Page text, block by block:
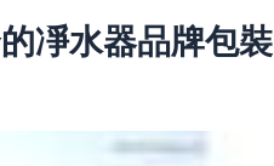
凈水器品牌包裝